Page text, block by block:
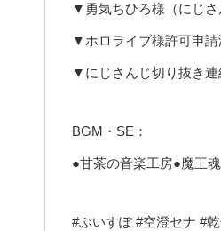
▼勇気ちひろ様（にじさ
▼ホロライブ様許可申請
▼にじさんじ切り抜き連
BGM・SE：
●甘茶の音楽工房●魔王
#ぶいすぽ #空澄セナ #